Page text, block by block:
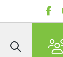
Rechercher